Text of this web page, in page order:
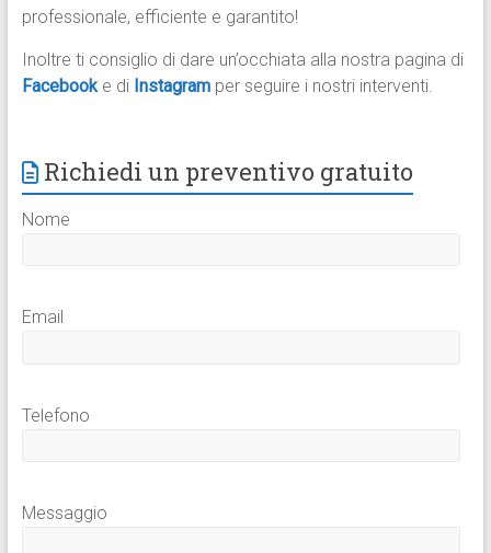
professionale, efficiente e garantito!
Inoltre ti consiglio di dare un’occhiata alla nostra pagina di
Facebook e di Instagram per seguire i nostri interventi.
Richiedi un preventivo gratuito
Nome
Email
Telefono
Messaggio